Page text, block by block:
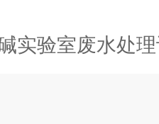
实验室废水处理设备